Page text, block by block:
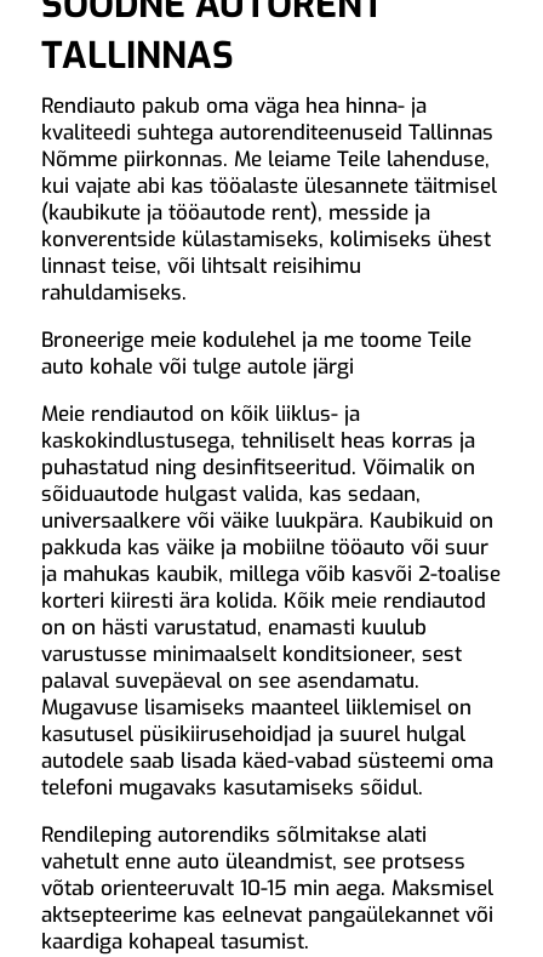
TALLINNAS
Rendiauto pakub oma väga hea hinna- ja
kvaliteedi suhtega autorenditeenuseid Tallinnas
Nõmme piirkonnas. Me leiame Teile lahenduse,
kui vajate abi kas tööalaste ülesannete täitmisel
(kaubikute ja tööautode rent), messide ja
konverentside külastamiseks, kolimiseks ühest
linnast teise, või lihtsalt reisihimu
rahuldamiseks.
Broneerige meie kodulehel ja me toome Teile
auto kohale või tulge autole järgi
Meie rendiautod on kõik liiklus- ja
kaskokindlustusega, tehniliselt heas korras ja
puhastatud ning desinfitseeritud. Võimalik on
sõiduautode hulgast valida, kas sedaan,
universaalkere või väike luukpära. Kaubikuid on
pakkuda kas väike ja mobiilne tööauto või suur
ja mahukas kaubik, millega võib kasvõi 2-toalise
korteri kiiresti ära kolida. Kõik meie rendiautod
on on hästi varustatud, enamasti kuulub
varustusse minimaalselt konditsioneer, sest
palaval suvepäeval on see asendamatu.
Mugavuse lisamiseks maanteel liiklemisel on
kasutusel püsikiirusehoidjad ja suurel hulgal
autodele saab lisada käed-vabad süsteemi oma
telefoni mugavaks kasutamiseks sõidul.
Rendileping autorendiks sõlmitakse alati
vahetult enne auto üleandmist, see protsess
võtab orienteeruvalt 10-15 min aega. Maksmisel
aktsepteerime kas eelnevat pangaülekannet või
kaardiga kohapeal tasumist.